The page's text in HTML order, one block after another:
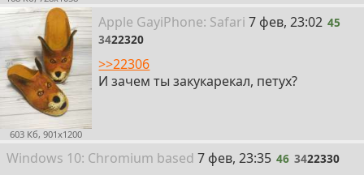
603 Кб, 901x1200
Apple GayiPhone: Safari 45
7 фев, 23:02 45
3422320
>>22306
И зачем ты закукарекал, петух?
Windows 10: Chromium based 46
7 фев, 23:35 46 3422330